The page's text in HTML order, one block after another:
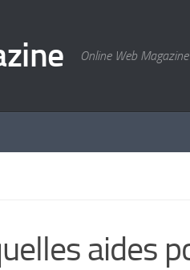
Online Web Magazine
aides